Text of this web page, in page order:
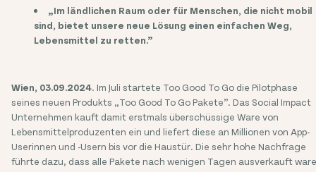
„Im ländlichen Raum oder für Menschen, die nicht mobil
sind, bietet unsere neue Lösung einen einfachen Weg,
Lebensmittel zu retten.”
Wien, 03.09.2024. Im Juli startete Too Good To Go die Pilotphase
seines neuen Produkts „Too Good To Go Pakete”. Das Social Impact
Unternehmen kauft damit erstmals überschüssige Ware von
Lebensmittelproduzenten ein und liefert diese an Millionen von App-
Userinnen und -Usern bis vor die Haustür. Die sehr hohe Nachfrage
führte dazu, dass alle Pakete nach wenigen Tagen ausverkauft